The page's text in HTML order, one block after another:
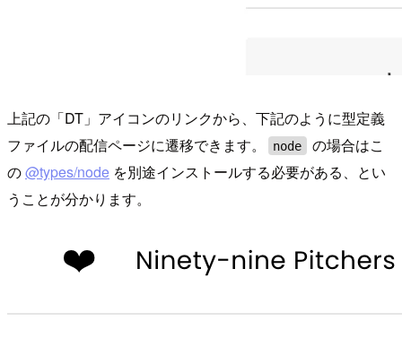
上記の「DT」アイコンのリンクから、下記のように型定義
ファイルの配信ページに遷移できます。
node
の場合はこ
の@types/node を別途インストールする必要がある、とい
うことが分かります。